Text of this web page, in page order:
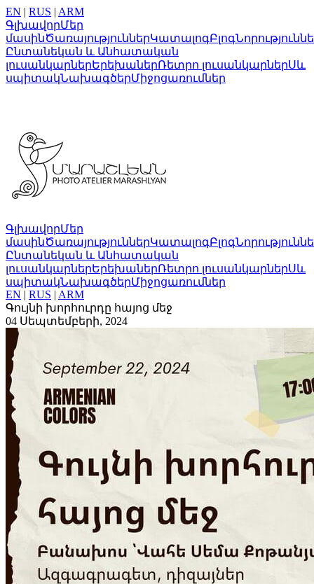
EN | RUS | ARM
ԳլխավորՄեր
մասինԾառայություններԿատալոգԲլոգ
Ընտանեկան և Անհատական
լուսանկարներԵրեխաներՌետրո լուսանկարներՍև
սպիտակՆախագծերՄիջոցառումներ
ԳլխավորՄեր
մասինԾառայություններԿատալոգԲլոգ
Ընտանեկան և Անհատական
լուսանկարներԵրեխաներՌետրո լուսանկարներՍև
սպիտակՆախագծերՄիջոցառումներ
EN | RUS | ARM
Գույնի խորհուրդը հայոց մեջ
04 Սեպտեմբերի, 2024